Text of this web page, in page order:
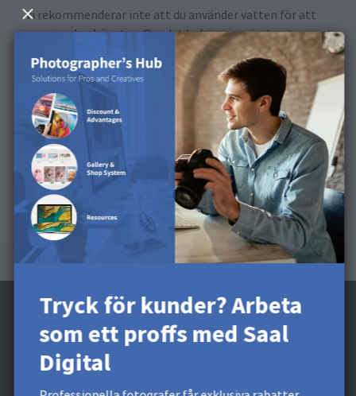
Vi rekommenderar inte att du använder vatten för att
rengöra den här ytan. Om det behövs, använd en torr
Finns i följande produkter
Den här ytan finns tillgänglig för Portfolio Albums,
Photo Flip, Flyers, Photo Booklets och Calendars.
Tryck för kunder? Arbeta
som ett proffs med Saal
Digital
Prenumerera på nyhetsbrevet och få en